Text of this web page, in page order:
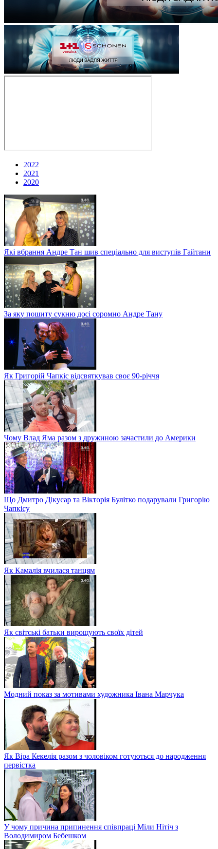
2022
2021
2020
Які вбрання Андре Тан шив спеціально для виступів Гайтани
За яку пошиту сукню досі соромно Андре Тану
Як Григорій Чапкіс відсвяткував своє 90-річчя
Чому Влад Яма разом з дружиною зачастили до Америки
Що Дмитро Дікусар та Вікторія Булітко подарували Григорію
Чапкісу
Як Камалія вчилася танцям
Як світські батьки вирощують своїх дітей
Модний показ за мотивами художника Івана Марчука
Як Віра Кекелія разом з чоловіком готуються до народження
первістка
У чому причина припинення співпраці Міли Нітіч з
Володимиром Бебешком